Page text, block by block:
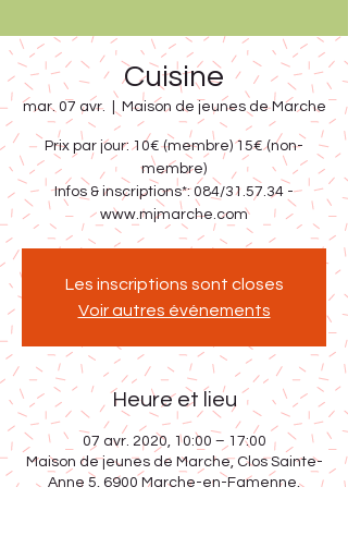
Cuisine
mar. 07 avr. Maison de jeunes de Marche
Prix par jour: 10€ (membre) 15€ (non-
membre)
Infos & inscriptions*: 084/31.57.34 -
www.mjmarche.com
Les inscriptions sont closes
Voir autres événements
Heure et lieu
07 avr. 2020, 10:00 – 17:00
Maison de jeunes de Marche, Clos Sainte-
Anne 5, 6900 Marche-en-Famenne,